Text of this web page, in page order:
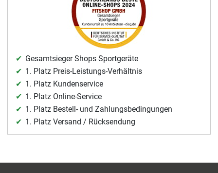
Gesamtsieger Shops Sportgeräte
1. Platz Preis-Leistungs-Verhältnis
1. Platz Kundenservice
1. Platz Online-Service
1. Platz Bestell- und Zahlungsbedingungen
1. Platz Versand / Rücksendung